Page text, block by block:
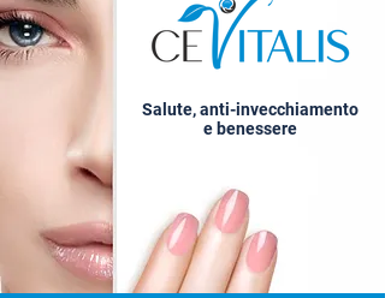
Salute, anti-invecchiamento
e benessere